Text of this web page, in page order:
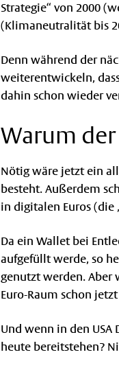
Strategie“ von 2000
(Klimaneutralität bis
Denn während der
weiterentwickeln,
dahin schon wieder
Warum
Nötig wäre jetzt ein
besteht. Außerdem
in digitalen Euros (die
Da ein Wallet bei
aufgefüllt werde, so
genutzt werden. Aber
Euro-Raum schon
Und wenn in den
heute bereitstehen?